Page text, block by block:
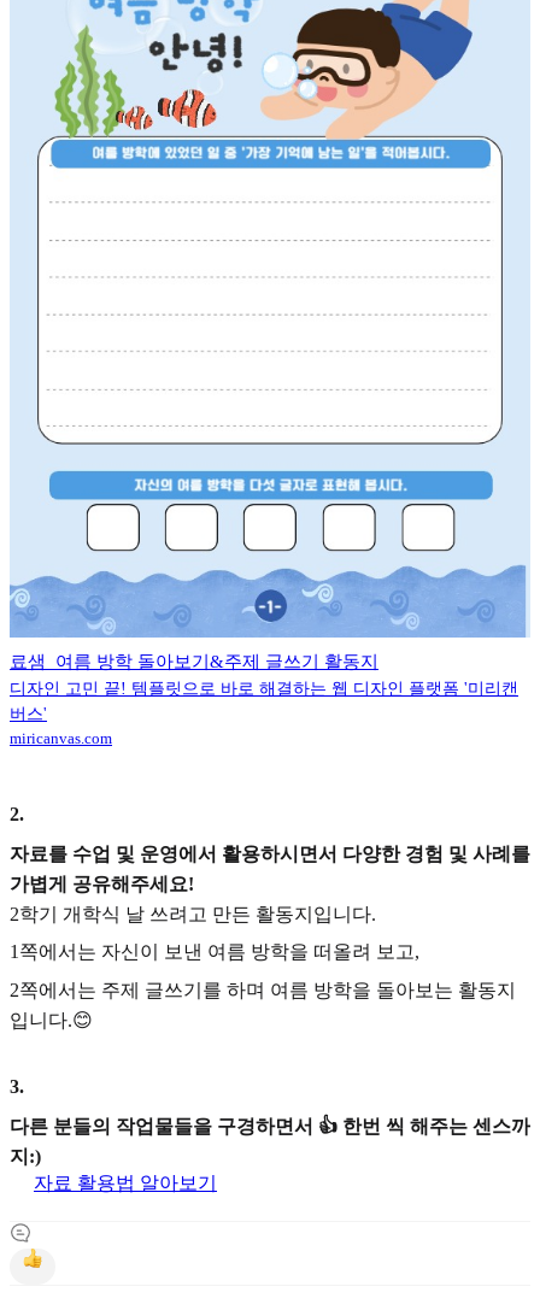
료샘_여름 방학 돌아보기&주제 글쓰기 활동지
디자인 고민 끝! 템플릿으로 바로 해결하는 웹 디자인 플랫폼 '미리캔
버스'
miricanvas.com
2.
자료를 수업 및 운영에서 활용하시면서 다양한 경험 및 사례를
가볍게 공유해주세요!
2학기 개학식 날 쓰려고 만든 활동지입니다.
1쪽에서는 자신이 보낸 여름 방학을 떠올려 보고,
2쪽에서는 주제 글쓰기를 하며 여름 방학을 돌아보는 활동지
입니다.😊
3.
다른 분들의 작업물들을 구경하면서 👍 한번 씩 해주는 센스까
지:)
자료 활용법 알아보기